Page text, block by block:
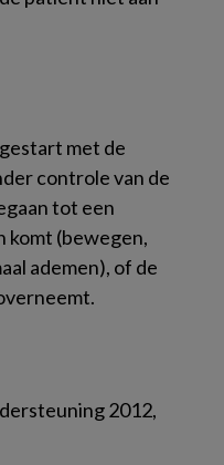
met de
controle van de
tot een
komt (bewegen,
ademen), of de
2012,